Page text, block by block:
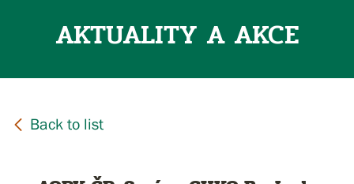
AKTUALITY A AKCE